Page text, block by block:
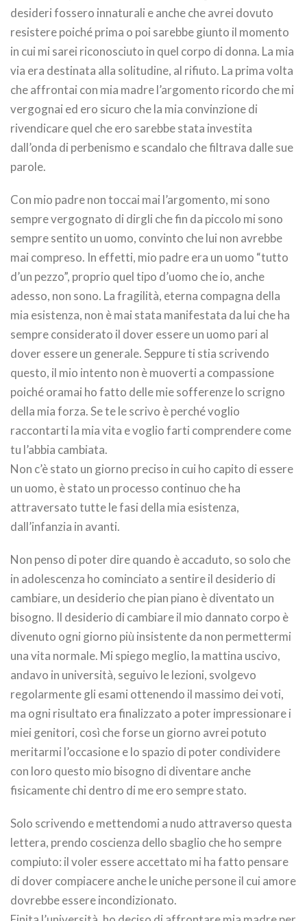
desideri fossero innaturali e anche che avrei dovuto
resistere poiché prima o poi sarebbe giunto il momento
in cui mi sarei riconosciuto in quel corpo di donna. La mia
via era destinata alla solitudine, al rifiuto. La prima volta
che affrontai con mia madre l’argomento ricordo che mi
vergognai ed ero sicuro che la mia convinzione di
rivendicare quel che ero sarebbe stata investita
dall’onda di perbenismo e scandalo che filtrava dalle sue
parole.
Con mio padre non toccai mai l’argomento, mi sono
sempre vergognato di dirgli che fin da piccolo mi sono
sempre sentito un uomo, convinto che lui non avrebbe
mai compreso. In effetti, mio padre era un uomo “tutto
d’un pezzo”, proprio quel tipo d’uomo che io, anche
adesso, non sono. La fragilità, eterna compagna della
mia esistenza, non è mai stata manifestata da lui che ha
sempre considerato il dover essere un uomo pari al
dover essere un generale. Seppure ti stia scrivendo
questo, il mio intento non è muoverti a compassione
poiché oramai ho fatto delle mie sofferenze lo scrigno
della mia forza. Se te le scrivo è perché voglio
raccontarti la mia vita e voglio farti comprendere come
tu l’abbia cambiata.
Non c’è stato un giorno preciso in cui ho capito di essere
un uomo, è stato un processo continuo che ha
attraversato tutte le fasi della mia esistenza,
dall’infanzia in avanti.
Non penso di poter dire quando è accaduto, so solo che
in adolescenza ho cominciato a sentire il desiderio di
cambiare, un desiderio che pian piano è diventato un
bisogno. Il desiderio di cambiare il mio dannato corpo è
divenuto ogni giorno più insistente da non permettermi
una vita normale. Mi spiego meglio, la mattina uscivo,
andavo in università, seguivo le lezioni, svolgevo
regolarmente gli esami ottenendo il massimo dei voti,
ma ogni risultato era finalizzato a poter impressionare i
miei genitori, così che forse un giorno avrei potuto
meritarmi l’occasione e lo spazio di poter condividere
con loro questo mio bisogno di diventare anche
fisicamente chi dentro di me ero sempre stato.
Solo scrivendo e mettendomi a nudo attraverso questa
lettera, prendo coscienza dello sbaglio che ho sempre
compiuto: il voler essere accettato mi ha fatto pensare
di dover compiacere anche le uniche persone il cui amore
dovrebbe essere incondizionato.